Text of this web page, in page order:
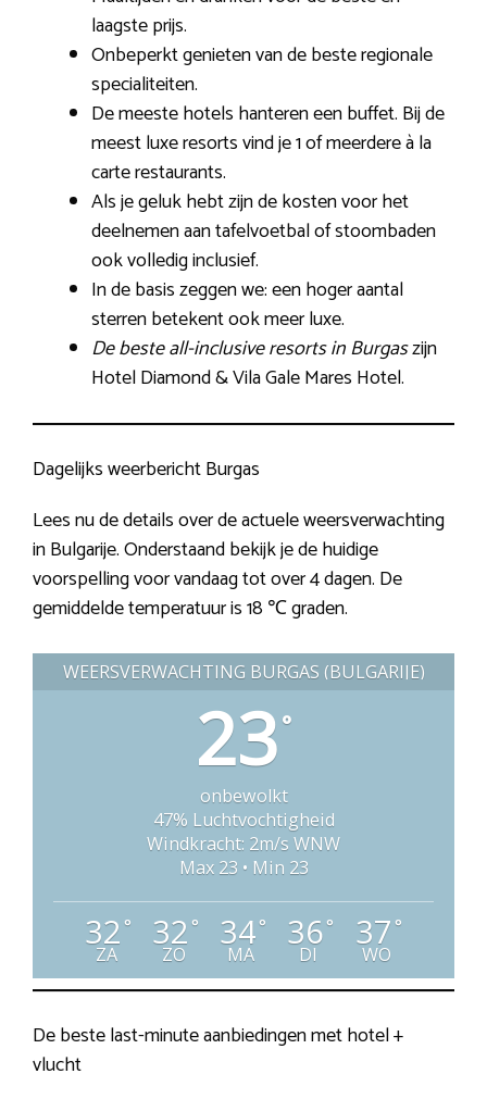
laagste prijs.
Onbeperkt genieten van de beste regionale
specialiteiten.
De meeste hotels hanteren een buffet. Bij de
meest luxe resorts vind je 1 of meerdere à la
carte restaurants.
Als je geluk hebt zijn de kosten voor het
deelnemen aan tafelvoetbal of stoombaden
ook volledig inclusief.
In de basis zeggen we: een hoger aantal
sterren betekent ook meer luxe.
De beste all-inclusive resorts in Burgaszijn
Hotel Diamond & Vila Gale Mares Hotel.
Dagelijks weerbericht Burgas
Lees nu de details over de actuele weersverwachting
in Bulgarije. Onderstaand bekijk je de huidige
voorspelling voor vandaag tot over 4 dagen. De
gemiddelde temperatuur is 18 ℃ graden.
WEERSVERWACHTING BURGAS (BULGARIJE)
23°
onbewolkt
47% Luchtvochtigheid
Windkracht: 2m/s WNW
Max 23 • Min 23
32°
ZA
32°
ZO
34°
MA
36°
DI
37°
WO
De beste last-minute aanbiedingen met hotel +
vlucht